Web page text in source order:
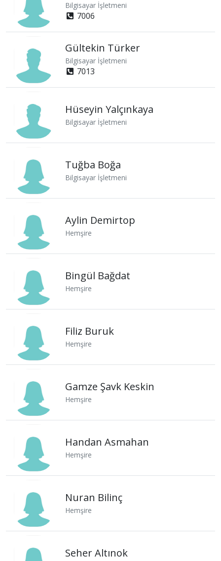
Bilgisayar İşletmeni
7006
Gültekin Türker
Bilgisayar İşletmeni
7013
Hüseyin Yalçınkaya
Bilgisayar İşletmeni
Tuğba Boğa
Bilgisayar İşletmeni
Aylin Demirtop
Hemşire
Bingül Bağdat
Hemşire
Filiz Buruk
Hemşire
Gamze Şavk Keskin
Hemşire
Handan Asmahan
Hemşire
Nuran Bilinç
Hemşire
Seher Altınok